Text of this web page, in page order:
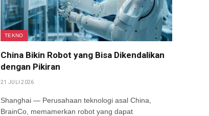
TEKNO
China Bikin Robot yang Bisa Dikendalikan
dengan Pikiran
21 JULI 2026
Shanghai — Perusahaan teknologi asal China,
BrainCo, memamerkan robot yang dapat